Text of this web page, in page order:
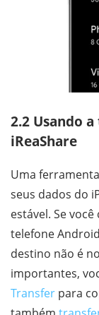
2.2 Usando
iReaShare
Uma
seus dados do
estável. Se
telefone
destino não é
importantes,
Transfer para